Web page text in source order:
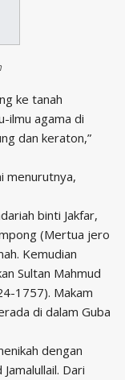
ke tanah
ilmu agama di
dan keraton,”
menurutnya,
binti Jakfar,
(Mertua jero
Kemudian
Sultan Mahmud
1757). Makam
di dalam Guba
dengan
Dari